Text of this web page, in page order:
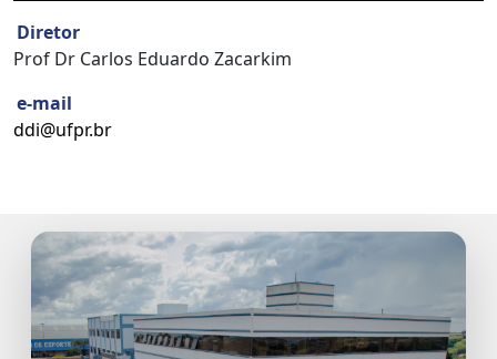
Diretor
Prof Dr Carlos Eduardo Zacarkim
e-mail
ddi@ufpr.br